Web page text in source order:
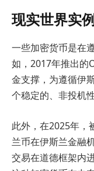
现实世界实
一些加密货币是在
如，2017年推出的
金支撑，为遵循伊
个稳定的、非投机性
此外，在2025年，
兰币在伊斯兰金融
交易在道德框架内